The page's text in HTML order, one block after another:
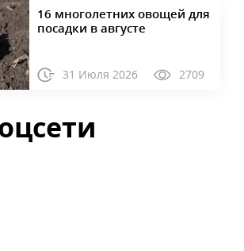
16 многолетних овощей для
посадки в августе
31 Июля 2026 2709